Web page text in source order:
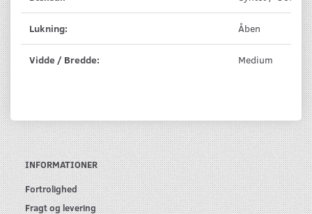
Lukning: Åben
Vidde / Bredde: Medium
INFORMATIONER
Fortrolighed
Fragt og levering